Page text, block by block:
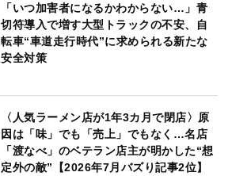
「いつ加害者になるかわからない…」青
切符導入で増す大型トラックの不安、自
転車“車道走行時代”に求められる新たな
安全対策
〈人気ラーメン店が1年3カ月で閉店〉原
因は「味」でも「売上」でもなく…名店
「渡なべ」のベテラン店主が明かした“想
定外の敵”【2026年7月バズり記事2位】